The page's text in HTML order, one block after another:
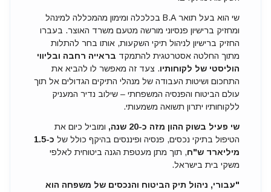
שי הוא בעל תואר B.A בכלכלה ומימון מהמכללה למינהל
ומחזיק ברישיון פנסיוני מורשה מטעם משרד האוצר. בעברו
החזיק ברישיון לניהול תיקי השקעות, אותו בחר להתלות
מתוך החלטה אסטרטגית להתמקד בראייה רחבה ובליווי
הוליסטי של לקוחותיו. צעד זה מאפשר לו להביא את
התחכום ושיטות העבודה של מנהלי התיקים הגדולים אל תוך
עולם הביטוח והפנסיה המשפחתי – שילוב נדיר המעניק
ללקוחותיו יתרון תשואה משמעותי.
שי פעיל בשוק ההון מזה כ-20 שנה,
ומוביל כיום את
הטיפול בתיקי נכסים, פנסיה ופיננסים בהיקף כולל של
כ-1.5
מיליארד ש"ח, תוך מתן מעטפת הגנה ביטוחית לאלפי
משקי בית בישראל.
"עבורי, ניהול תיק הביטוח והנכסים של משפחה הוא